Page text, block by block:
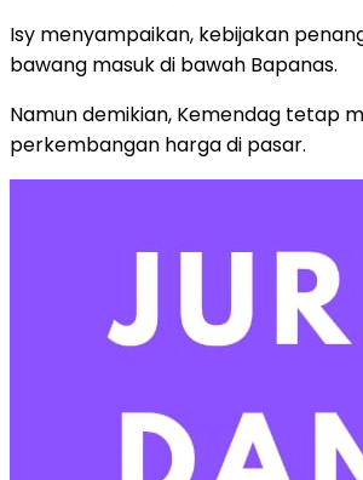
Isy menyampaikan, kebijakan
bawang masuk di bawah Bapanas.
Namun demikian, Kemendag tetap
perkembangan harga di pasar.